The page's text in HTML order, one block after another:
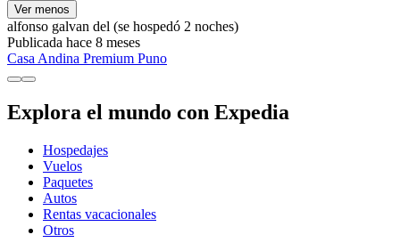
Ver menos
alfonso galvan del (se hospedó 2 noches)
Publicada hace 8 meses
Casa Andina Premium Puno
Explora el mundo con Expedia
Hospedajes
Vuelos
Paquetes
Autos
Rentas vacacionales
Otros